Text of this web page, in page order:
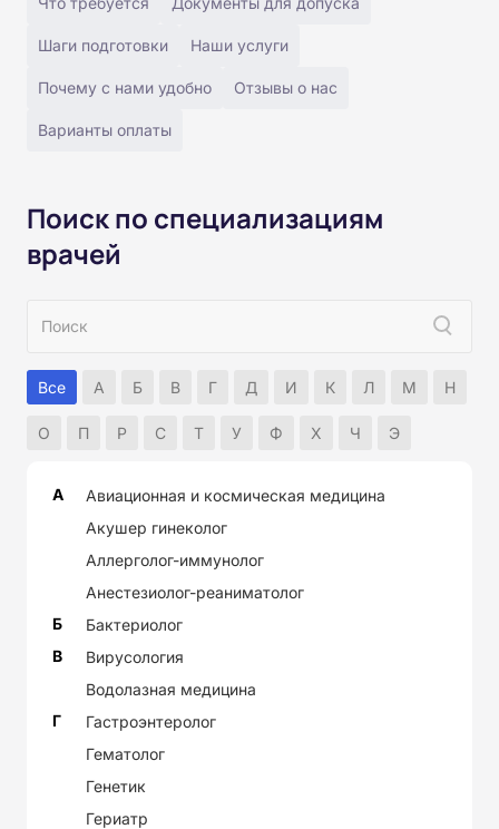
Шаги подготовки Наши услуги
Почему с нами удобно Отзывы о нас
Варианты оплаты
Поиск по специализациям
врачей
Все А Б В Г Д И К Л М Н
О П Р С Т У Ф Х Ч Э
А
Авиационная и космическая медицина
Акушер гинеколог
Аллерголог-иммунолог
Анестезиолог-реаниматолог
Б
Бактериолог
В
Вирусология
Водолазная медицина
Г
Гастроэнтеролог
Гематолог
Генетик
Гериатр